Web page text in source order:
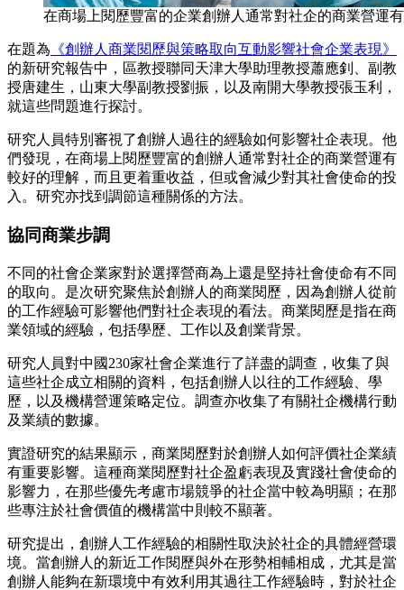
在商場上閱歷豐富的企業創辦人通常對社企的商業營運
在題為 《創辦人商業閱歷與策略取向互動影響社會企業表現》
的新研究報告中，區教授聯同天津大學助理教授蕭應釗、副教
授唐建生，山東大學副教授劉振，以及南開大學教授張玉利，
就這些問題進行探討。
研究人員特別審視了創辦人過往的經驗如何影響社企表現。他
們發現，在商場上閱歷豐富的創辦人通常對社企的商業營運有
較好的理解，而且更着重收益，但或會減少對其社會使命的投
入。研究亦找到調節這種關係的方法。
協同商業步調
不同的社會企業家對於選擇營商為上還是堅持社會使命有不同
的取向。是次研究聚焦於創辦人的商業閱歷，因為創辦人從前
的工作經驗可影響他們對社企表現的看法。商業閱歷是指在商
業領域的經驗，包括學歷、工作以及創業背景。
研究人員對中國230家社會企業進行了詳盡的調查，收集了與
這些社企成立相關的資料，包括創辦人以往的工作經驗、學
歷，以及機構營運策略定位。調查亦收集了有關社企機構行動
及業績的數據。
實證研究的結果顯示，商業閱歷對於創辦人如何評價社企業績
有重要影響。這種商業閱歷對社企盈虧表現及實踐社會使命的
影響力，在那些優先考慮市場競爭的社企當中較為明顯；在那
些專注於社會價值的機構當中則較不顯著。
研究提出，創辦人工作經驗的相關性取決於社企的具體經營環
境。當創辦人的新近工作閱歷與外在形勢相輔相成，尤其是當
創辦人能夠在新環境中有效利用其過往工作經驗時，對於社企